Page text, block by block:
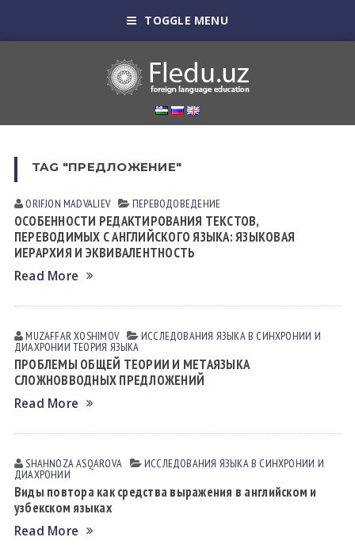
TOGGLE MENU
TAG "ПРЕДЛОЖЕНИЕ"
ORIFJON MADVALIEV ПЕРЕВОДОВЕДЕНИЕ
ОСОБЕННОСТИ РЕДАКТИРОВАНИЯ ТЕКСТОВ,
ПЕРЕВОДИМЫХ С АНГЛИЙСКОГО ЯЗЫКА: ЯЗЫКОВАЯ
ИЕРАРХИЯ И ЭКВИВАЛЕНТНОСТЬ
Read More
MUZAFFAR XOSHIMOV ИССЛЕДОВАНИЯ ЯЗЫКА В СИНХРОНИИ И
ДИАХРОНИИ ТЕОРИЯ ЯЗЫКА
ПРОБЛЕМЫ ОБЩЕЙ ТЕОРИИ И МЕТАЯЗЫКА
СЛОЖНОВВОДНЫХ ПРЕДЛОЖЕНИЙ
Read More
SHAHNOZA АSQАROVА ИССЛЕДОВАНИЯ ЯЗЫКА В СИНХРОНИИ И
ДИАХРОНИИ
Bиды повтора как средства выражения в английском и
узбекском языках
Read More